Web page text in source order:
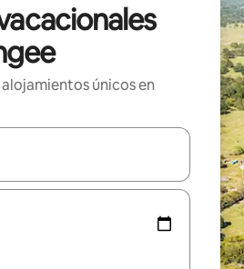
únicos en
estén disponibles, navega con las